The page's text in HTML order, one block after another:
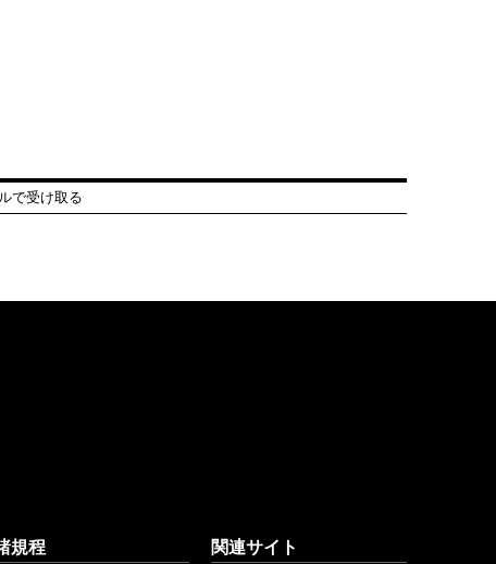
で受け取る
規程 関連サイト